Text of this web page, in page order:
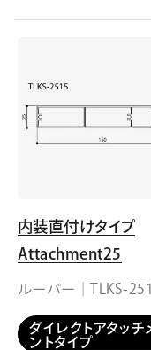
内装直付けタイプ
Attachment25
ルーバー｜TLKS-
ダイレクトアタッチ
ントタイプ